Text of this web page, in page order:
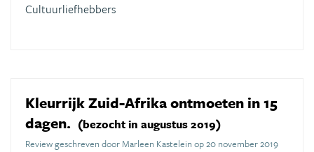
Cultuurliefhebbers
Kleurrijk Zuid-Afrika ontmoeten in 15
dagen. (bezocht in augustus 2019)
Review geschreven door Marleen Kastelein op 20 november 2019